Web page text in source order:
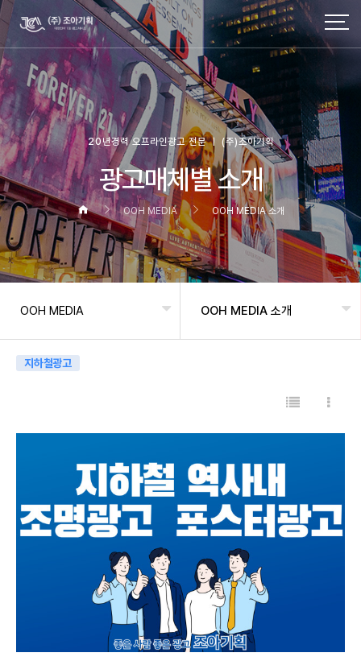
20년경력 오프라인광고 전문 ㅣ (주)조아기획
광고매체별 소개
OOH MEDIA OOH MEDIA 소개
OOH MEDIA OOH MEDIA 소개
지하철광고